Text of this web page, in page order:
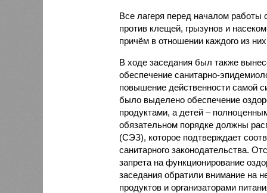
Все лагеря перед началом работы
против клещей, грызунов и
причём в отношении каждого из
В ходе заседания был также
обеспечение санитарно-
повышение действенности самой
было выделено обеспечение
продуктами, а детей –
обязательном порядке должны
(СЭЗ), которое подтверждает
санитарного законодательства.
запрета на функционирование
заседания обратили внимание на
продуктов и организаторами